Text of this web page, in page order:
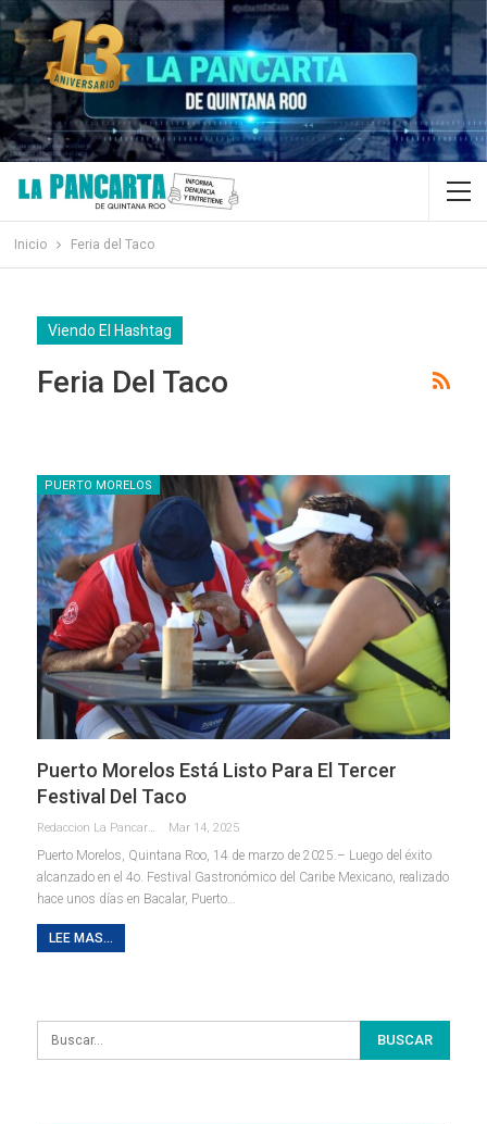
Inicio Feria del Taco
Viendo El Hashtag
Feria Del Taco
PUERTO MORELOS
Puerto Morelos Está Listo Para El Tercer
Festival Del Taco
Redaccion La Pancarta De Quintana Roo Mar 14, 2025
Puerto Morelos, Quintana Roo, 14 de marzo de 2025.– Luego del éxito
alcanzado en el 4o. Festival Gastronómico del Caribe Mexicano, realizado
hace unos días en Bacalar, Puerto…
LEE MAS...